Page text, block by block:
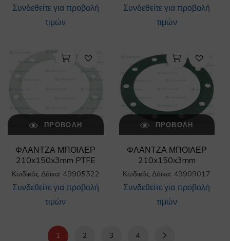
Συνδεθείτε για προβολή
τιμών
Συνδεθείτε για προβολή
τιμών
ΠΡΟΒΟΛΉ
ΦΛΑΝΤΖΑ ΜΠΟΙΛΕΡ
210x150x3mm PTFE
Κωδικός Δόικα: 49905522
Συνδεθείτε για προβολή
τιμών
ΠΡΟΒΟΛΉ
ΦΛΑΝΤΖΑ ΜΠΟΙΛΕΡ
210x150x3mm
Κωδικός Δόικα: 49909017
Συνδεθείτε για προβολή
τιμών
1 2 3 4